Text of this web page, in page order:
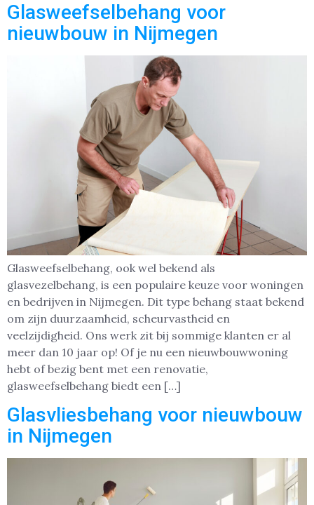
Glasweefselbehang voor
nieuwbouw in Nijmegen
Glasweefselbehang, ook wel bekend als
glasvezelbehang, is een populaire keuze voor woningen
en bedrijven in Nijmegen. Dit type behang staat bekend
om zijn duurzaamheid, scheurvastheid en
veelzijdigheid. Ons werk zit bij sommige klanten er al
meer dan 10 jaar op! Of je nu een nieuwbouwwoning
hebt of bezig bent met een renovatie,
glasweefselbehang biedt een […]
Glasvliesbehang voor nieuwbouw
in Nijmegen